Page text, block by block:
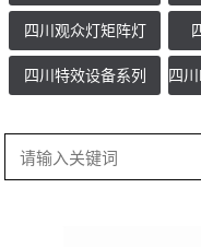
四川观众灯矩阵灯
四川特效设备系列 四